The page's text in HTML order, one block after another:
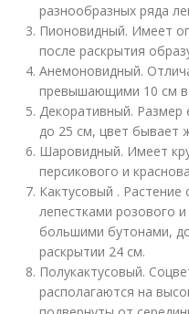
разнообразных ряда
Пионовидный. Имеет
после раскрытия
Анемоновидный.
превышающими 10 см в
Декоративный. Размер
до 25 см, цвет
Шаровидный. Имеет
персикового и
Кактусовый .
лепестками розового
большими бутонами,
раскрытии 24 см.
Полукактусовый.
располагаются на